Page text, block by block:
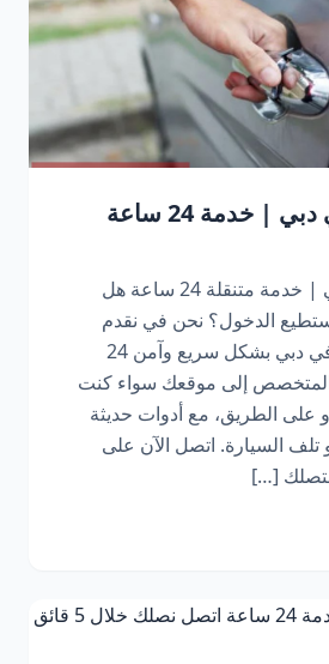
فتح سيارات في دبي | خدمة 24 ساعة
فتح سيارات في دبي | خدمة متنقلة 24 ساعة هل
الدخول؟ نحن في نقدم
خدمة فتح سيارات في دبي بشكل سريع وآمن 24
إلى موقعك سواء كنت
على الطريق، مع أدوات حديثة
السيارة. اتصل الآن على